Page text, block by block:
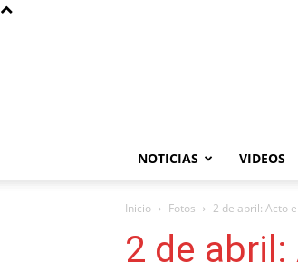
NOTICIAS VIDEOS
Inicio Fotos 2 de abril: Acto
2 de